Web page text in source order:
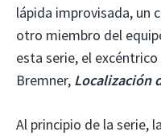
lápida improvisada, un
otro miembro del
esta serie, el
Bremner, Localización
Al principio de la serie,